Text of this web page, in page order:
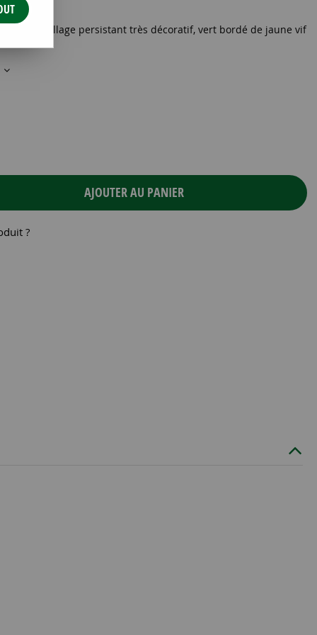
cm Feuillage persistant très décoratif, vert bordé de jaune vif
AJOUTER AU PANIER
?